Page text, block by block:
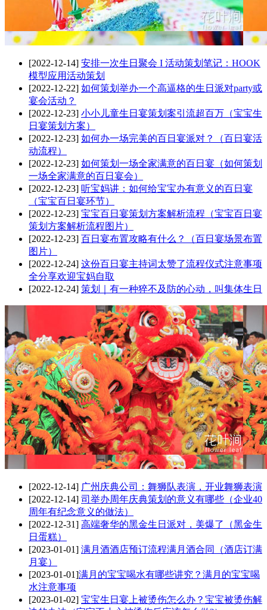
[2022-12-14] 安排一次生日聚会 I 活动策划笔记：HOOK
模型应用活动策划
[2022-12-22] 如何策划举办一个高逼格的生日派对party或
宴会活动？
[2022-12-23] 小小儿童生日宴策划案引流超百万（宝宝生
日宴策划方案）
[2022-12-23] 如何办一场完美的百日宴派对？（百日宴活
动流程）
[2022-12-23] 如何策划一场全家满意的百日宴（如何策划
一场全家满意的百日宴会）
[2022-12-23] 听宝妈讲：如何给宝宝办有意义的百日宴
（宝宝百日宴环节）
[2022-12-23] 宝宝百日宴策划方案解析流程（宝宝百日宴
策划方案解析流程图片）
[2022-12-23] 百日宴布置攻略有什么？（百日宴场景布置
图片）
[2022-12-24] 这份百日宴主持词太赞了流程仪式注意事项
全分享欢迎宝妈自取
[2022-12-24] 策划｜有一种猝不及防的心动，叫集体生日
[2022-12-14] 广州庆典公司：舞狮队表演，开业舞狮表演
[2022-12-14] 司举办周年庆典策划的意义有哪些（企业40
周年有纪念意义的做法）
[2022-12-31] 高端奢华的黑金生日派对，美爆了（黑金生
日蛋糕）
[2023-01-01] 满月酒酒店预订流程满月酒合同（酒店订满
月宴）
[2023-01-01]​满月的宝宝喝水有哪些讲究？满月的宝宝喝
水注意事项
[2023-01-02] 宝宝生日宴上被烫伤怎么办？宝宝被烫伤解